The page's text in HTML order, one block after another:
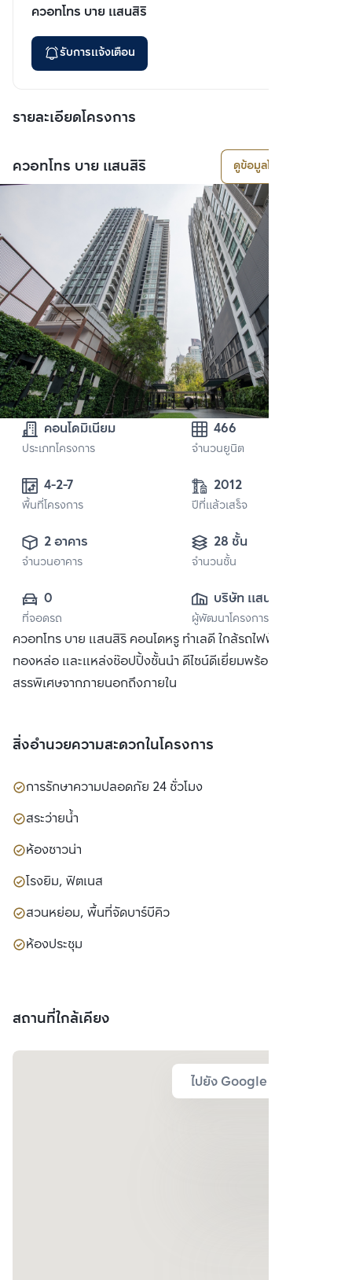
ควอทโทร บาย แสนสิริ
รับการแจ้งเตือน
รายละเอียดโครงการ
ควอทโทร บาย แสนสิริ ดูข้อมูลโครงการ
คอนโดมิเนียม
ประเภทโครงการ
466
จำนวนยูนิต
4-2-7
พื้นที่โครงการ
2012
ปีที่แล้วเสร็จ
2 อาคาร
จำนวนอาคาร
28 ชั้น
จำนวนชั้น
0
ที่จอดรถ
บริษัท แสนสิริ
จำกัด (มหาชน)
ผู้พัฒนาโครงการ
ควอทโทร บาย แสนสิริ คอนโดหรู ทำเลดี ใกล้รถไฟฟ้า BTS
ทองหล่อ และแหล่งช๊อปปิ้งชั้นนำ ดีไซน์ดีเยี่ยมพร้อมวัสดุที่คัด
สรรพิเศษจากภายนอกถึงภายใน
สิ่งอำนวยความสะดวกในโครงการ
การรักษาความปลอดภัย 24 ชั่วโมง
สระว่ายน้ำ
ห้องซาวน่า
โรงยิม, ฟิตเนส
สวนหย่อม, พื้นที่จัดบาร์บีคิว
ห้องประชุม
สถานที่ใกล้เคียง
ไปยัง Google Map